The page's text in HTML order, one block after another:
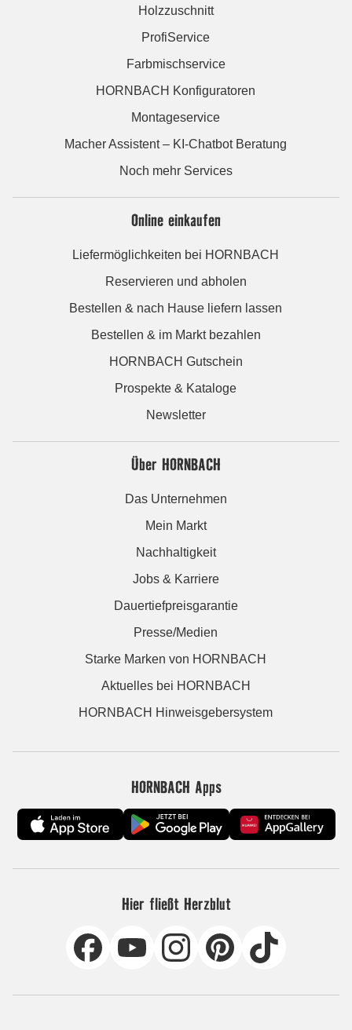
Holzzuschnitt
ProfiService
Farbmischservice
HORNBACH Konfiguratoren
Montageservice
Macher Assistent – KI-Chatbot Beratung
Noch mehr Services
Online einkaufen
Liefermöglichkeiten bei HORNBACH
Reservieren und abholen
Bestellen & nach Hause liefern lassen
Bestellen & im Markt bezahlen
HORNBACH Gutschein
Prospekte & Kataloge
Newsletter
Über HORNBACH
Das Unternehmen
Mein Markt
Nachhaltigkeit
Jobs & Karriere
Dauertiefpreisgarantie
Presse/Medien
Starke Marken von HORNBACH
Aktuelles bei HORNBACH
HORNBACH Hinweisgebersystem
HORNBACH Apps
Hier fließt Herzblut